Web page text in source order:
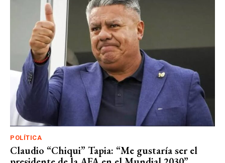
POLÍTICA
Claudio “Chiqui” Tapia: “Me gustaría ser el